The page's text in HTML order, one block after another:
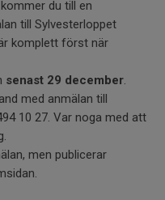
du till en
till Sylvesterloppet
komplett först när
senast 29 december.
med anmälan till
10 27. Var noga med att
men publicerar